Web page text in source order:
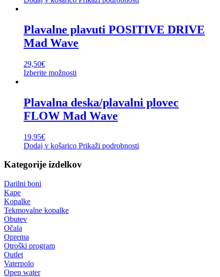
Plavalne plavuti POSITIVE DRIVE
Mad Wave
29,50€
Izberite možnosti
Plavalna deska/plavalni plovec
FLOW Mad Wave
19,95€
Dodaj v košarico Prikaži podrobnosti
Kategorije izdelkov
Darilni boni
Kape
Kopalke
Tekmovalne kopalke
Obutev
Očala
Oprema
Otroški program
Outlet
Vaterpolo
Open water